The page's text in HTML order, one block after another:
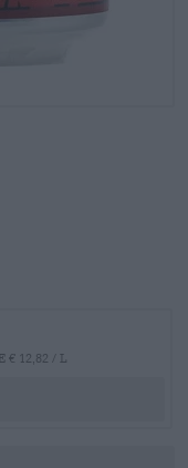
€ 12,82 / L